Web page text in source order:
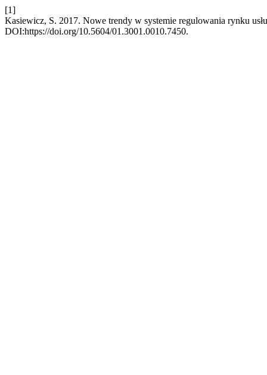
[1]
Kasiewicz, S. 2017. Nowe trendy w systemie regulowania rynku
DOI:https://doi.org/10.5604/01.3001.0010.7450.